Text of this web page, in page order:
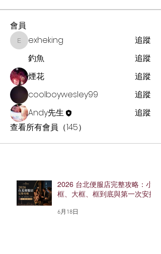
會員
exheking
exheking
追蹤
釣魚
追蹤
煙花
追蹤
coolboywesley99
追蹤
Andy先生
追蹤
查看所有會員（145）
2026 台北便服店完整攻略：小
框、大框、框到底與第一次安排
6月18日